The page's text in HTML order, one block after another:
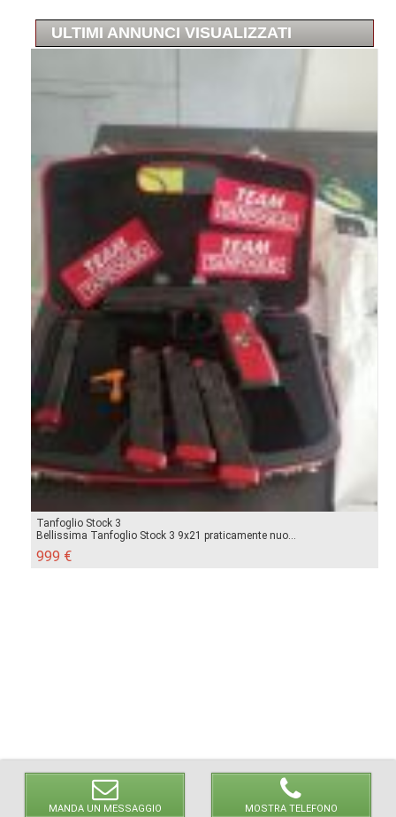
MANDA UN MESSAGGIO MOSTRA TELEFONO
ULTIMI ANNUNCI VISUALIZZATI
Tanfoglio Stock 3
Bellissima Tanfoglio Stock 3 9x21 praticamente nuo...
999 €